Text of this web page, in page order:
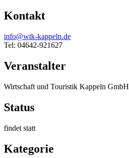
Kontakt
info@wtk-kappeln.de
Tel: 04642-921627
Veranstalter
Wirtschaft und Touristik Kappeln GmbH
Status
findet statt
Kategorie